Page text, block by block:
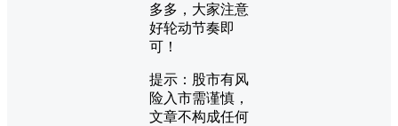
多多，大家注意
好轮动节奏即
可！
提示：股市有风
险入市需谨慎，
文章不构成任何